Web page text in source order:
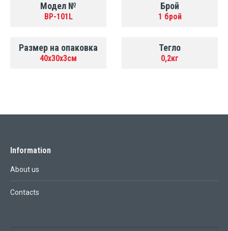
Модел №
BP-101L
Брой
1 брой
Размер на опаковка
40x30x3см
Тегло
0,2кг
Information
About us
Contacts